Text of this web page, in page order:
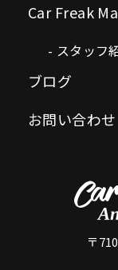
Car Freak
スタッフ
ブログ
お問い合わせ
〒